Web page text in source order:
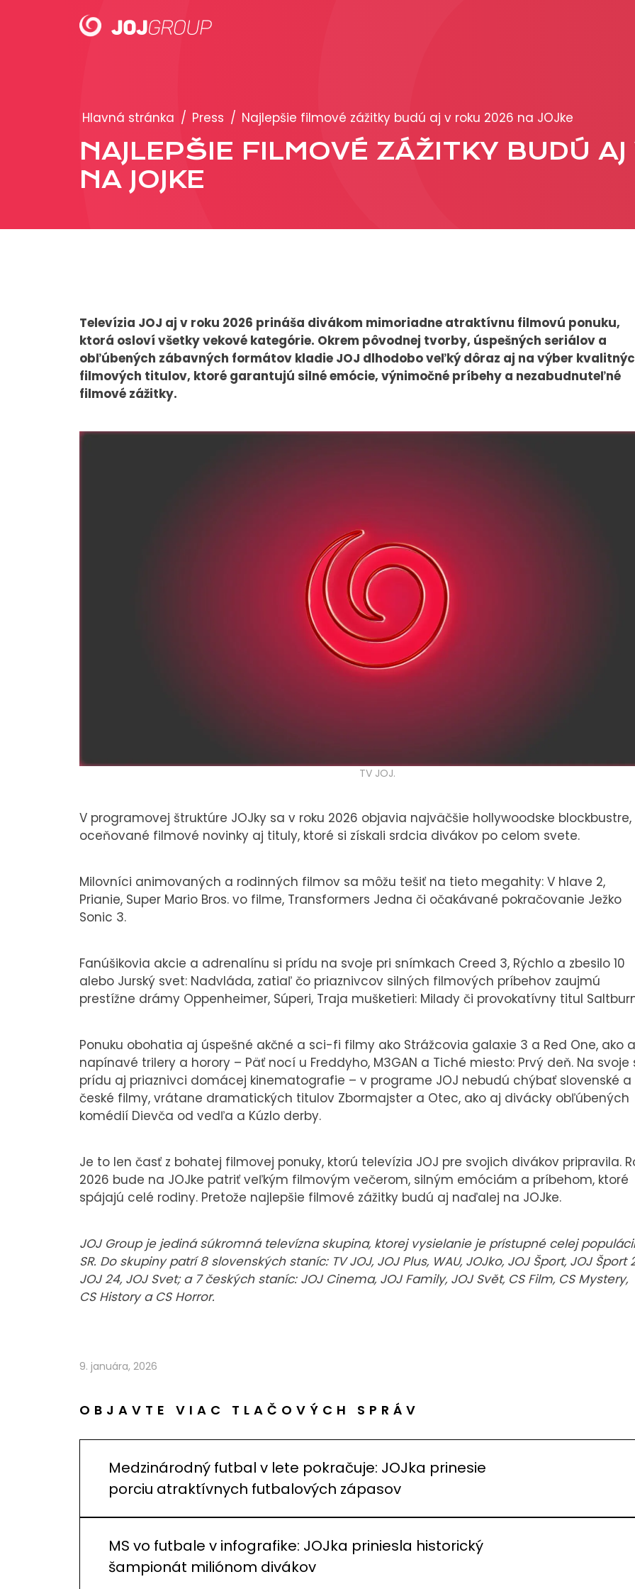
Produkty
Viac o reklamných
formátoch
Obchodné podmienky
O NÁS
PRESS
VEREJNÉ
Hlavná stránka / Press / Najlepšie filmové zážitky budú aj v roku 2026 na JOJke
NAJLEPŠIE FILMOVÉ ZÁŽITKY BUDÚ
NA JOJKE
Televízia JOJ aj v roku 2026 prináša divákom mimoriadne atraktívnu filmovú ponuku,
ktorá osloví všetky vekové kategórie. Okrem pôvodnej tvorby, úspešných seriálov a
obľúbených zábavných formátov kladie JOJ dlhodobo veľký dôraz aj na výber
filmových titulov, ktoré garantujú silné emócie, výnimočné príbehy a nezabudnuteľné
filmové zážitky.
TV JOJ.
V programovej štruktúre JOJky sa v roku 2026 objavia najväčšie hollywoodske blockbustre,
oceňované filmové novinky aj tituly, ktoré si získali srdcia divákov po celom svete.
Milovníci animovaných a rodinných filmov sa môžu tešiť na tieto megahity: V hlave 2,
Prianie, Super Mario Bros. vo filme, Transformers Jedna či očakávané pokračovanie Ježko
Sonic 3.
Fanúšikovia akcie a adrenalínu si prídu na svoje pri snímkach Creed 3, Rýchlo a zbesilo 10
alebo Jurský svet: Nadvláda, zatiaľ čo priaznivcov silných filmových príbehov zaujmú
prestížne drámy Oppenheimer, Súperi, Traja mušketieri: Milady či provokatívny titul
Ponuku obohatia aj úspešné akčné a sci-fi filmy ako Strážcovia galaxie 3 a Red One, ako
napínavé trilery a horory – Päť nocí u Freddyho, M3GAN a Tiché miesto: Prvý deň. Na svoje
prídu aj priaznivci domácej kinematografie – v programe JOJ nebudú chýbať slovenské a
české filmy, vrátane dramatických titulov Zbormajster a Otec, ako aj divácky obľúbených
komédií Dievča od vedľa a Kúzlo derby.
Je to len časť z bohatej filmovej ponuky, ktorú televízia JOJ pre svojich divákov pripravila.
2026 bude na JOJke patriť veľkým filmovým večerom, silným emóciám a príbehom, ktoré
spájajú celé rodiny. Pretože najlepšie filmové zážitky budú aj naďalej na JOJke.
JOJ Group je jediná súkromná televízna skupina, ktorej vysielanie je prístupné celej populácii
SR. Do skupiny patrí 8 slovenských staníc: TV JOJ, JOJ Plus, WAU, JOJko, JOJ Šport, JOJ Šport
JOJ 24, JOJ Svet; a 7 českých staníc: JOJ Cinema, JOJ Family, JOJ Svět, CS Film, CS Mystery,
CS History a CS Horror.
9. januára, 2026
OBJAVTE VIAC TLAČOVÝCH SPRÁV
Medzinárodný futbal v lete pokračuje: JOJka prinesie
porciu atraktívnych futbalových zápasov
MS vo futbale v infografike: JOJka priniesla historický
šampionát miliónom divákov